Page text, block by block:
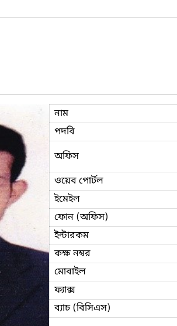
নাম
পদবি
অফিস
ওয়েব পোর্টল
ইমেইল
ফোন (অফিস)
ইন্টারকম
কক্ষ নম্বর
মোবাইল
ফ্যাক্স
ব্যাচ (বিসিএস)